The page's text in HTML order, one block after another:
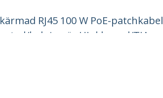
RJ45 100 W PoE-patchkabel
ledning är UL-klassad/TIA